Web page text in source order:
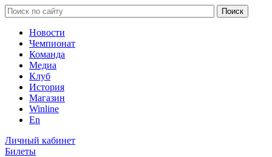
Новости
Чемпионат
Команда
Медиа
Клуб
История
Магазин
Winline
En
Личный кабинет
Билеты